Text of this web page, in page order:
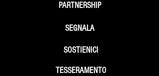
SEGNALA
SOSTIENICI
PARTNERSHIP
TESSERAMENTO